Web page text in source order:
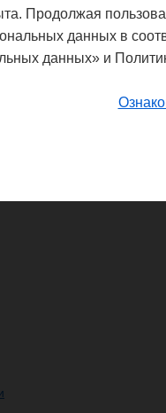
Продолжая
данных в
данных» и